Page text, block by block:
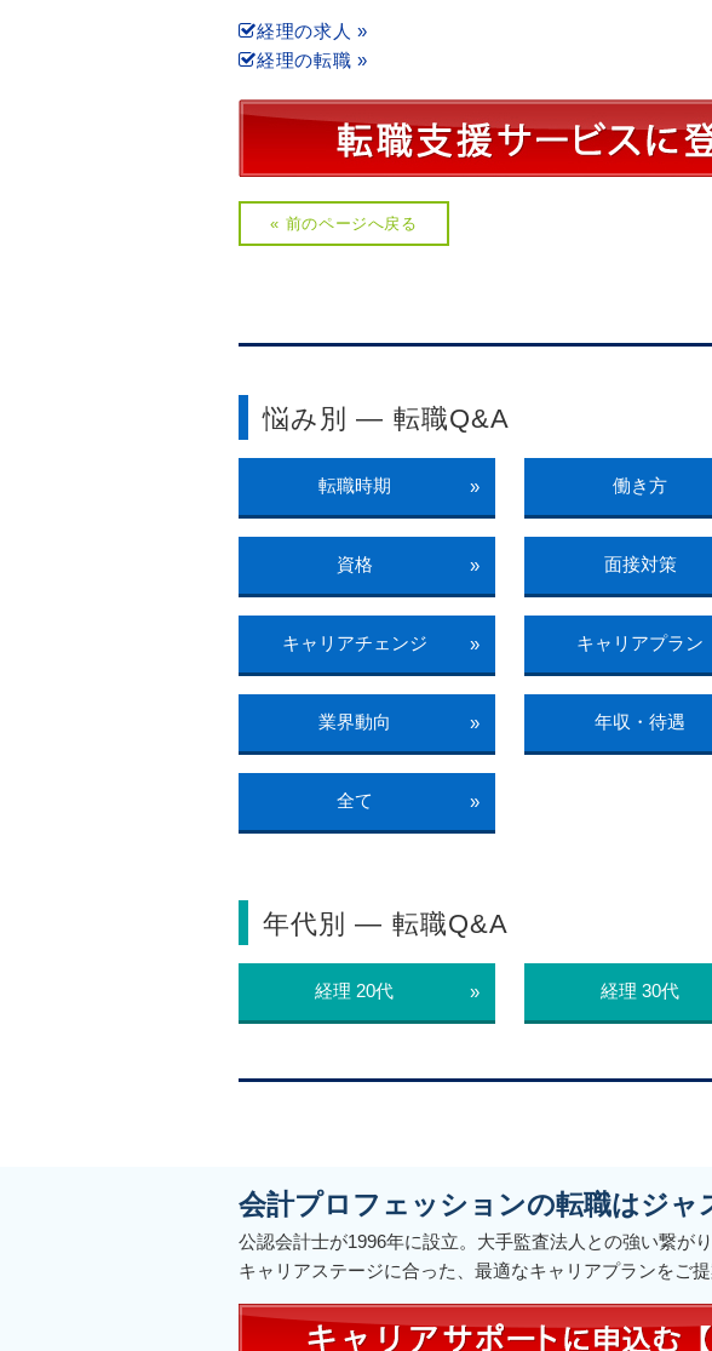
経理の求人 »
経理の転職 »
« 前のページへ戻る
悩み別 ― 転職Q&A
転職時期 » 働き方
資格 » 面接対策
キャリアチェンジ » キャリアプラン
業界動向 » 年収・待遇
全て »
年代別 ― 転職Q&A
経理 20代 » 経理 30代
会計プロフェッションの転職はジャ
公認会計士が1996年に設立。大手監査法人との強い繋がり
キャリアステージに合った、最適なキャリアプランをご提